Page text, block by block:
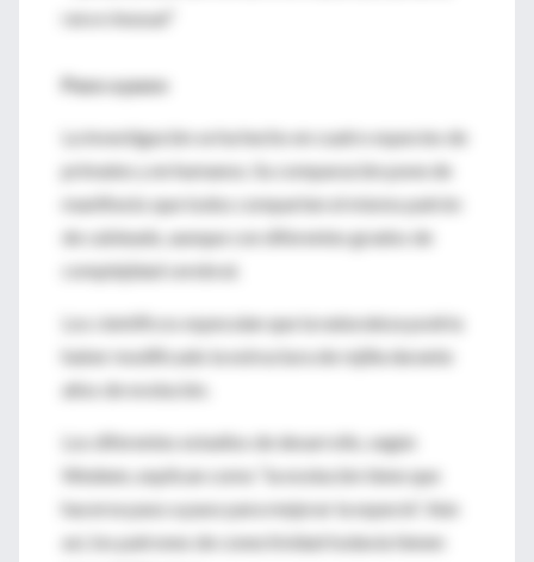
rara e inusual”
Paso a paso
La investigación se ha hecho en cuatro especies de
primates y en humanos. Su comparación pone de
manifiesto que todos comparten el mismo patrón
de cableado, aunque con diferentes grados de
complejidad cerebral.
Los científicos especulan que la naturaleza podría
haber modificado la estructura de rejilla durante
años de evolución.
Los diferentes estadios de desarrollo, según
Wedeen, explican como “la evolución tiene que
hacerse paso a paso para mejorar la especie”. Aún
así, los patrones de conectividad todavía tienen